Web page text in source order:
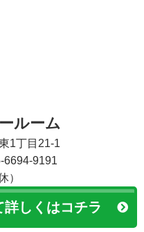
ルーム
1丁目21-1
6694-9191
）
しくはコチラ